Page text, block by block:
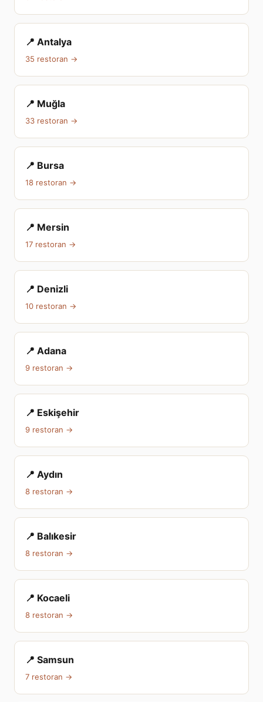
📍 Antalya
35 restoran →
📍 Muğla
33 restoran →
📍 Bursa
18 restoran →
📍 Mersin
17 restoran →
📍 Denizli
10 restoran →
📍 Adana
9 restoran →
📍 Eskişehir
9 restoran →
📍 Aydın
8 restoran →
📍 Balıkesir
8 restoran →
📍 Kocaeli
8 restoran →
📍 Samsun
7 restoran →